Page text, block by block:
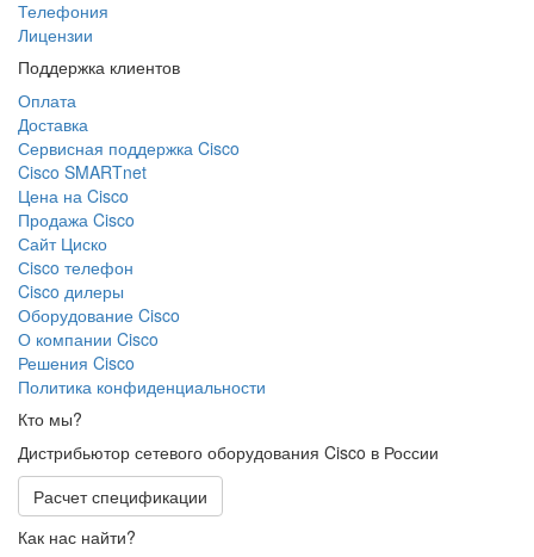
Телефония
Лицензии
Поддержка клиентов
Оплата
Доставка
Сервисная поддержка Cisco
Cisco SMARTnet
Цена на Cisco
Продажа Cisco
Сайт Циско
Сisco телефон
Cisco дилеры
Оборудование Cisco
О компании Cisco
Решения Cisco
Политика конфиденциальности
Кто мы?
Дистрибьютор сетевого оборудования Cisco в России
Расчет спецификации
Как нас найти?